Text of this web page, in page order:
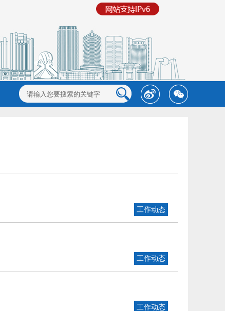
工作动态
工作动态
工作动态